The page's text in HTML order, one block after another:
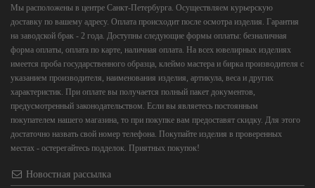
Мы расположены в центре Санкт-Петербурга. Осуществляем курьерскую
доставку по вашему адресу. Оплата происходит после осмотра изделия. Гарантия
на заводской брак - 2 года. Доступны следующие формы оплаты: безналичная
форма оплаты, оплата по карте, наличная оплата. На всех ювелирных изделиях
имеется проба государственного образца, клеймо мастера и бирка производителя с
указанием производителя, наименования изделия, артикула, веса и других
характеристик. При оплате вы получается полный пакет документов,
предусмотренный законодательством. Если вы являетесь постоянным
покупателем нашего магазина, то при покупке вам предоставят скидку. Для этого
достаточно назвать свой номер телефона. Покупайте изделия в проверенных
местах - остерегайтесь подделок. Приятных покупок!
Новостная рассылка